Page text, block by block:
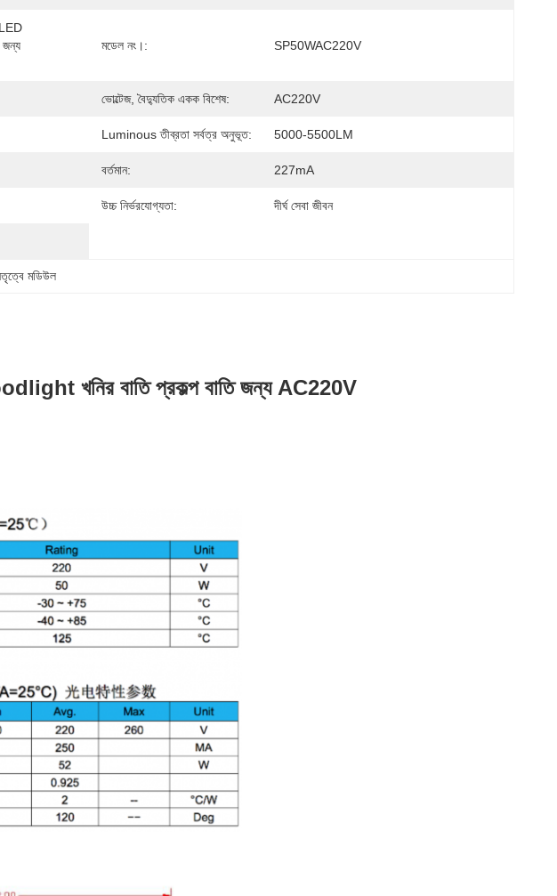
জন্য
মডেল নং।: SP50WAC220V
ভোল্টেজ, বৈদ্যুতিক একক বিশেষ: AC220V
Luminous তীব্রতা সর্বত্র অনুভূত: 5000-5500LM
বর্তমান: 227mA
উচ্চ নির্ভরযোগ্যতা: দীর্ঘ সেবা জীবন
মডিউল
খনির বাতি প্রকল্প বাতি জন্য AC220V